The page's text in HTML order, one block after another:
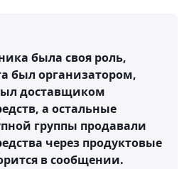
была своя роль,
был организатором,
доставщиком
а остальные
группы продавали
через продуктовые
в сообщении.